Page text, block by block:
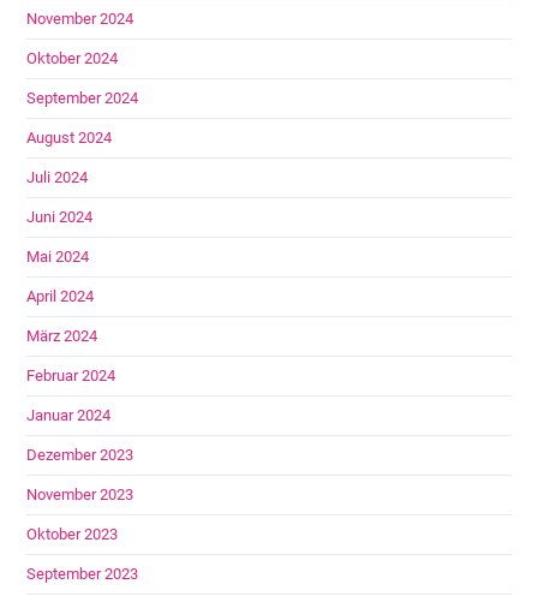
November 2024
Oktober 2024
September 2024
August 2024
Juli 2024
Juni 2024
Mai 2024
April 2024
März 2024
Februar 2024
Januar 2024
Dezember 2023
November 2023
Oktober 2023
September 2023